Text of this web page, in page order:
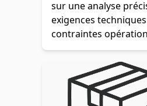
sur une analyse
exigences
contraintes